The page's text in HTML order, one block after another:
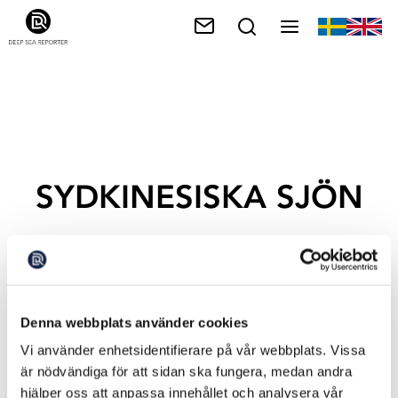
Denna webbplats använder cookies
Vi använder enhetsidentifierare på vår webbplats. Vissa
är nödvändiga för att sidan ska fungera, medan andra
hjälper oss att anpassa innehållet och analysera vår
SYDKINESISKA SJÖN